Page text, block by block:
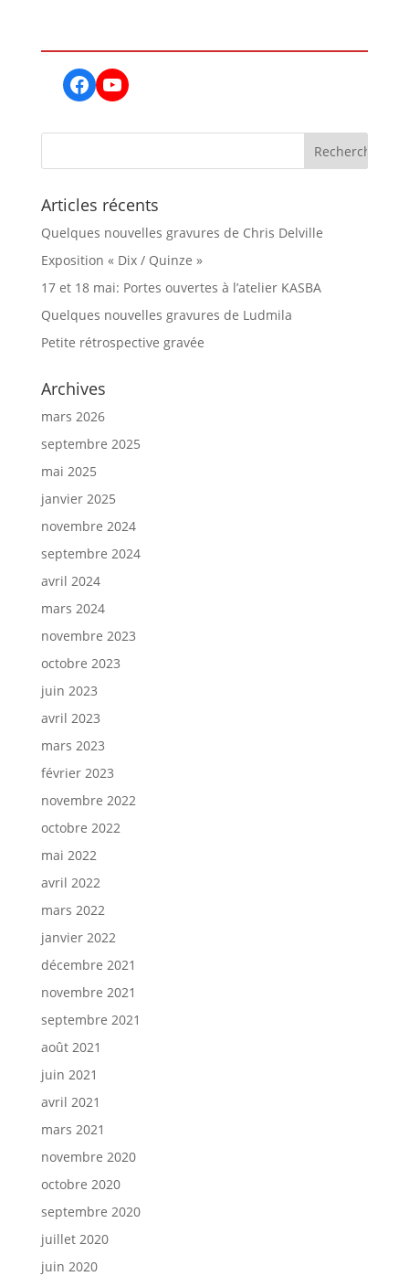
Facebook
YouTube
Articles récents
Quelques nouvelles gravures de Chris Delville
Exposition « Dix / Quinze »
17 et 18 mai: Portes ouvertes à l’atelier KASBA
Quelques nouvelles gravures de Ludmila
Petite rétrospective gravée
Archives
mars 2026
septembre 2025
mai 2025
janvier 2025
novembre 2024
septembre 2024
avril 2024
mars 2024
novembre 2023
octobre 2023
juin 2023
avril 2023
mars 2023
février 2023
novembre 2022
octobre 2022
mai 2022
avril 2022
mars 2022
janvier 2022
décembre 2021
novembre 2021
septembre 2021
août 2021
juin 2021
avril 2021
mars 2021
novembre 2020
octobre 2020
septembre 2020
juillet 2020
juin 2020